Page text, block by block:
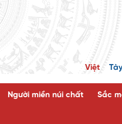
Việt
Người miền núi chất Sắc